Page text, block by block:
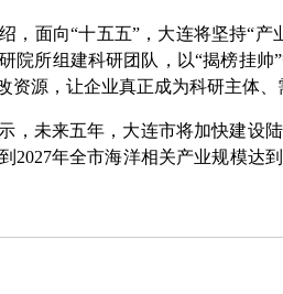
面向“十五五”，大连将坚持“产
院所组建科研团队，以“揭榜挂
源，让企业真正成为科研主体、
未来五年，大连市将加快建设
2027年全市海洋相关产业规模达